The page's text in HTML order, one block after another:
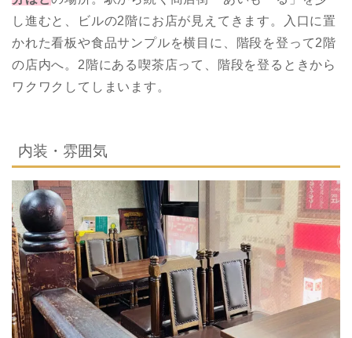
し進むと、ビルの2階にお店が見えてきます。入口に置
かれた看板や食品サンプルを横目に、階段を登って2階
の店内へ。2階にある喫茶店って、階段を登るときから
ワクワクしてしまいます。
内装・雰囲気